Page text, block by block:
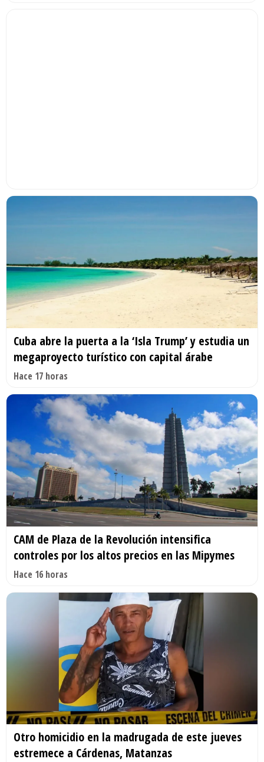
Cuba abre la puerta a la ‘Isla Trump’ y estudia un
megaproyecto turístico con capital árabe
Hace 17 horas
CAM de Plaza de la Revolución intensifica
controles por los altos precios en las Mipymes
Hace 16 horas
Otro homicidio en la madrugada de este jueves
estremece a Cárdenas, Matanzas